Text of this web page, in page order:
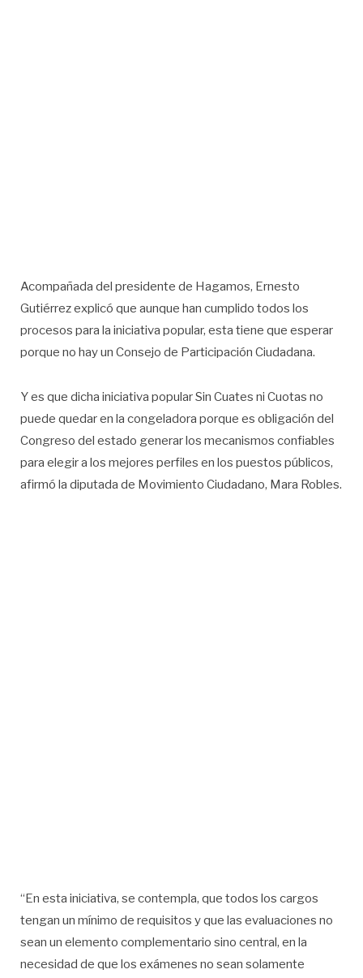
Acompañada del presidente de Hagamos, Ernesto
Gutiérrez explicó que aunque han cumplido todos los
procesos para la iniciativa popular, esta tiene que esperar
porque no hay un Consejo de Participación Ciudadana.
Y es que dicha iniciativa popular Sin Cuates ni Cuotas no
puede quedar en la congeladora porque es obligación del
Congreso del estado generar los mecanismos confiables
para elegir a los mejores perfiles en los puestos públicos,
afirmó la diputada de Movimiento Ciudadano, Mara Robles.
“En esta iniciativa, se contempla, que todos los cargos
tengan un mínimo de requisitos y que las evaluaciones no
sean un elemento complementario sino central, en la
necesidad de que los exámenes no sean solamente